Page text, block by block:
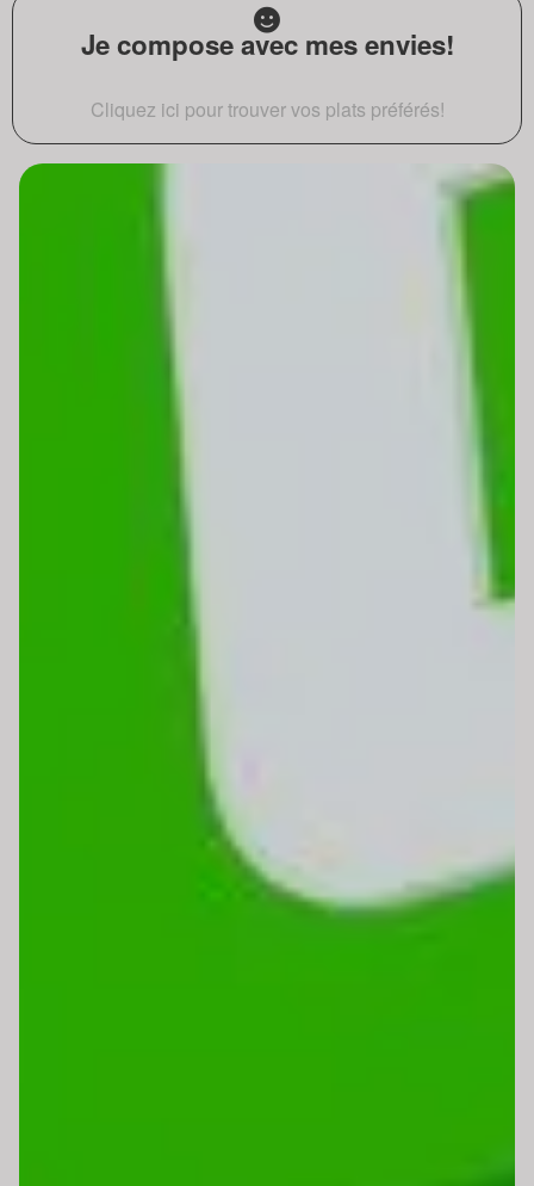
Je compose avec mes envies!
Cliquez ici pour trouver vos plats préférés!